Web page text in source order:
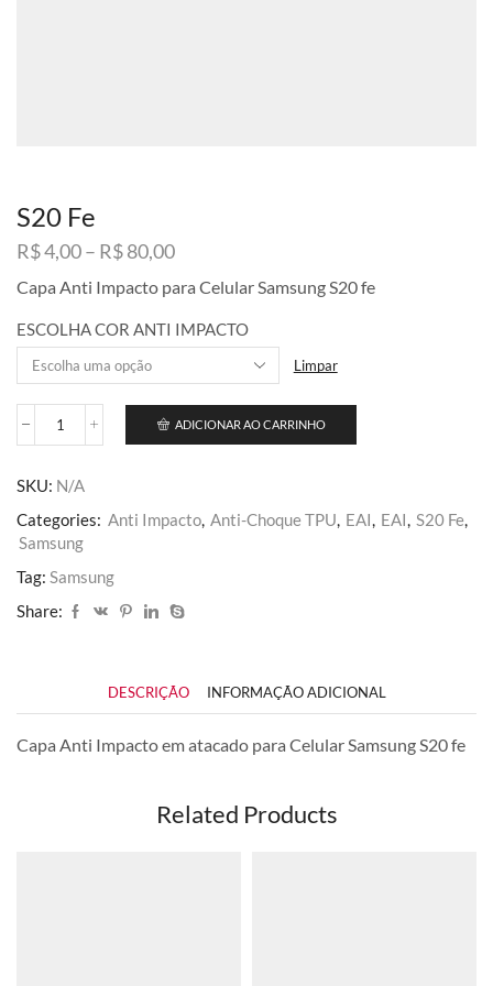
S20 Fe
R$4,00– R$80,00Faixa
preço:
R$ 4,00
através
Capa Anti Impacto para Celular Samsung S20 fe
ESCOLHA COR ANTI IMPACTO
Limpar
S20
ADICIONAR AO CARRINHO
SKU: N/A
Categories: Anti Impacto, Anti-Choque TPU, EAI, EAI, S20 Fe,
Samsung
Tag: Samsung
Share:
DESCRIÇÃO INFORMAÇÃO ADICIONAL
Capa Anti Impacto em atacado para Celular Samsung S20 fe
Related Products